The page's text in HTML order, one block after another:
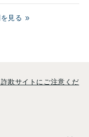
見る
欺サイトにご注意くだ